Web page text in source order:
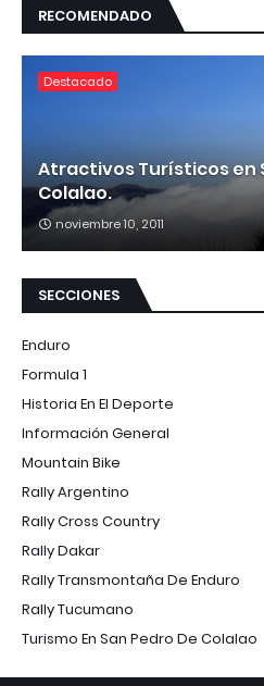
RECOMENDADO
Destacado
Atractivos Turísticos en
Colalao.
noviembre 10, 2011
SECCIONES
Enduro
Formula 1
Historia En El Deporte
Información General
Mountain Bike
Rally Argentino
Rally Cross Country
Rally Dakar
Rally Transmontaña De Enduro
Rally Tucumano
Turismo En San Pedro De Colalao